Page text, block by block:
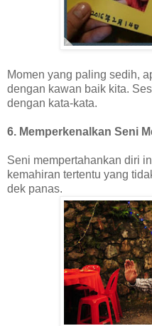
Momen yang paling sedih,
dengan kawan baik kita.
dengan kata-kata.
6. Memperkenalkan Seni
Seni mempertahankan diri
kemahiran tertentu yang
dek panas.